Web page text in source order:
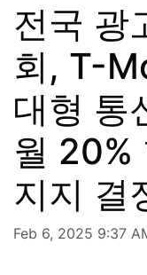
전국 광
회, T-
대형 통
월 20%
지지 결
Feb 6, 2025 9:37